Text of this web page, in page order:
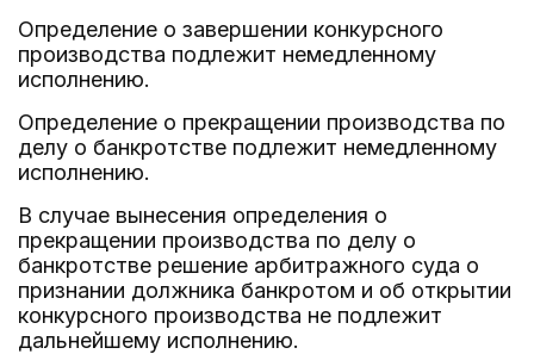
Определение о завершении конкурсного
производства подлежит немедленному
исполнению.
Определение о прекращении производства по
делу о банкротстве подлежит немедленному
исполнению.
В случае вынесения определения о
прекращении производства по делу о
банкротстве решение арбитражного суда о
признании должника банкротом и об открытии
конкурсного производства не подлежит
дальнейшему исполнению.